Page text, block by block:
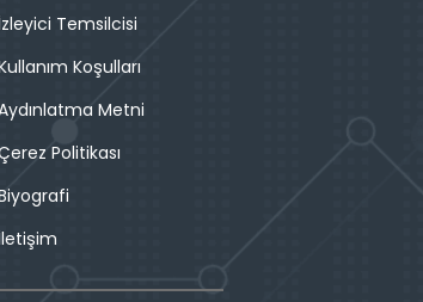
Temsilcisi
Koşulları
Metni
Politikası